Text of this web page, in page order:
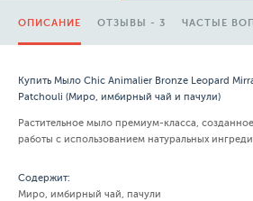
ОПИСАНИЕ ОТЗЫВЫ - 3 ЧАСТЫЕ
Купить Мыло Chic Animalier Bronze Leopard
Patchouli (Миро, имбирный чай и пачули)
Растительное мыло премиум-класса,
работы с использованием натуральных
Содержит:
Миро, имбирный чай, пачули